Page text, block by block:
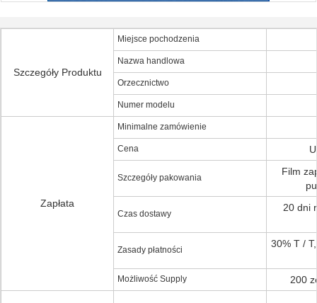
Szczegóły Produktu
Miejsce pochodzenia
Nazwa handlowa
Orzecznictwo
Numer modelu
Zapłata
Minimalne zamówienie
Cena
Szczegóły pakowania
Film
Czas dostawy
20 dni
Zasady płatności
30% T /
Możliwość Supply 200